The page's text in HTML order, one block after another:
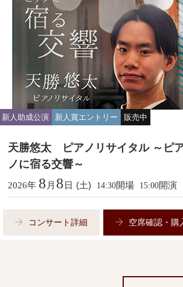
新人助成公演 新人賞エントリー 販売中
天勝悠太 ピアノリサイタル ～ピ
ノに宿る交響～
2026年 8 月 8 日 (土) 14:30開場 15:00開演
コンサート詳細 空席確認・購